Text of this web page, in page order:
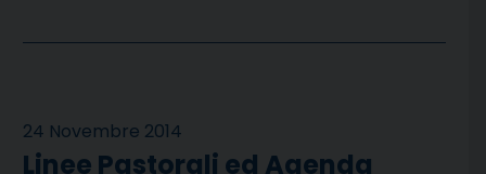
24 Novembre 2014
Linee Pastorali ed Agenda